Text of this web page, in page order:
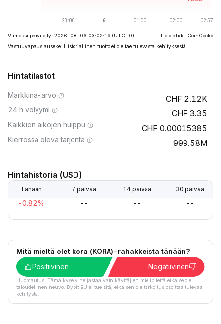
Viimeksi päivitetty: 2026-08-06 03:02:19 (UTC+0)
Tietolähde: CoinGecko
Vastuuvapauslauseke: Historiallinen tuotto ei ole tae tulevasta kehityksestä.
Hintatilastot
Markkina-arvo 2.12K
24 h volyymi 3.35
Kaikkien aikojen huippu 0.00015385
Kierrossa oleva tarjonta 999.58M
Hintahistoria (USD)
Tänään 7 päivää 14 päivää 30 päivää
-0.82% -- -- --
Mitä mieltä olet kora (KORA)-rahakkeista tänään?
Positiivinen
Negatiivinen
Huomautus: Tämä kysely heijastaa vain käyttäjien mielipiteitä eikä se ole
taloudellinen neuvo. Bybit EU ei tue sitä, eikä sen ole tarkoitus osoittaa tulevaa
kehitystä.